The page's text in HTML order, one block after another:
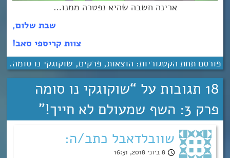
ארינה חשבה שהיא נפטרה ממנו…
שבת שלום,
צוות קריספי סאב!
פורסם תחת הקטגוריות: הוצאות, פרקים, שוקוגקי נו סומה.
18 תגובות על “
שוקוגקי נו סומה
פרק 3: השף שמעולם לא חייך!
”
שוובלדאבל כתב/ה:
8 ביוני 2018, 16:31